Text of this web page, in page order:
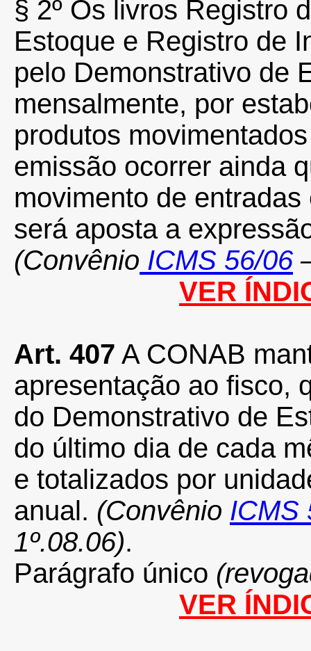
§ 2º Os livros Registro
Estoque e Registro de
pelo Demonstrativo de
mensalmente, por
produtos
emissão ocorrer ainda
movimento de
será aposta a
(Convênio ICMS 56/06
VER
Art. 407 A CONAB
apresentação ao fisco,
do Demonstrativo de
do último dia de cada
e totalizados por
anual. (Convênio ICMS
1º.08.06).
Parágrafo único
VER